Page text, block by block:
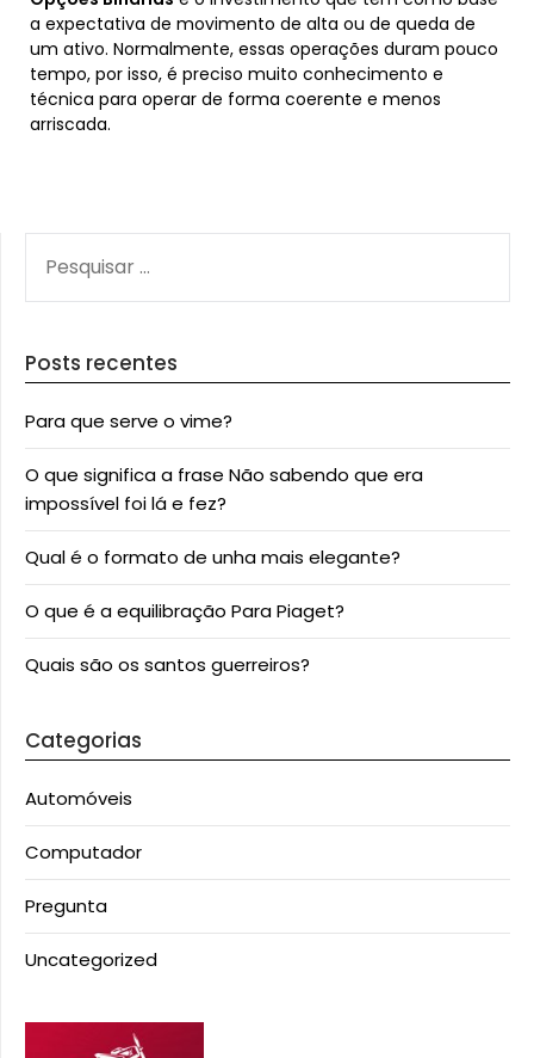
a expectativa de movimento de alta ou de queda de
um ativo. Normalmente, essas operações duram pouco
tempo, por isso, é preciso muito conhecimento e
técnica para operar de forma coerente e menos
arriscada.
POR:
Posts recentes
Para que serve o vime?
O que significa a frase Não sabendo que era
impossível foi lá e fez?
Qual é o formato de unha mais elegante?
O que é a equilibração Para Piaget?
Quais são os santos guerreiros?
Categorias
Automóveis
Computador
Pregunta
Uncategorized